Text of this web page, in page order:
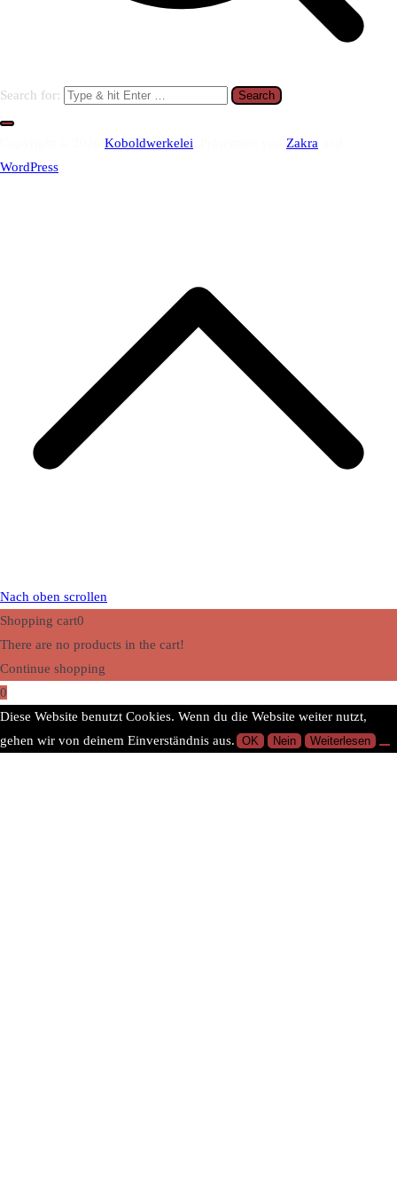
Search for:
Koboldwerkelei Zakra
WordPress
Nach oben scrollen
Shopping cart0
There are no products in the cart!
Continue shopping
0
Diese Website benutzt Cookies. Wenn du die Website weiter nutzt,
gehen wir von deinem Einverständnis aus. OK Nein Weiterlesen